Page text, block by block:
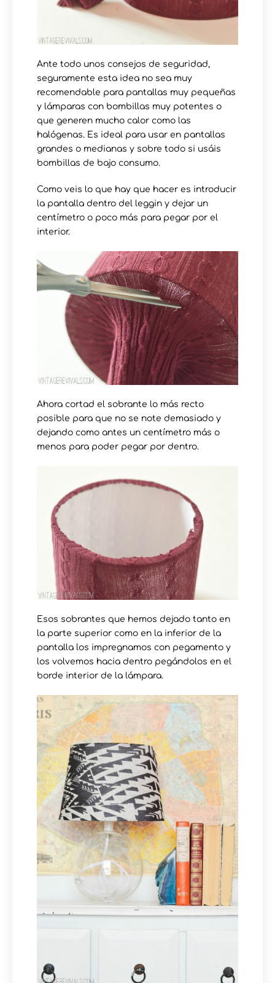
Ante todo unos consejos de seguridad,
seguramente esta idea no sea muy
recomendable para pantallas muy pequeñas
y lámparas con bombillas muy potentes o
que generen mucho calor como las
halógenas. Es ideal para usar en pantallas
grandes o medianas y sobre todo si usáis
bombillas de bajo consumo.
Como veis lo que hay que hacer es introducir
la pantalla dentro del leggin y dejar un
centímetro o poco más para pegar por el
interior.
Ahora cortad el sobrante lo más recto
posible para que no se note demasiado y
dejando como antes un centímetro más o
menos para poder pegar por dentro.
Esos sobrantes que hemos dejado tanto en
la parte superior como en la inferior de la
pantalla los impregnamos con pegamento y
los volvemos hacia dentro pegándolos en el
borde interior de la lámpara.